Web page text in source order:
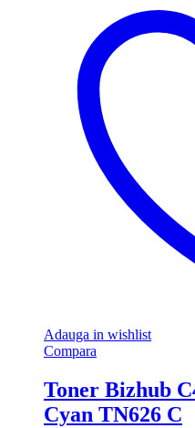
Adauga in wishlist
Compara
Toner Bizhub
Cyan TN626 C